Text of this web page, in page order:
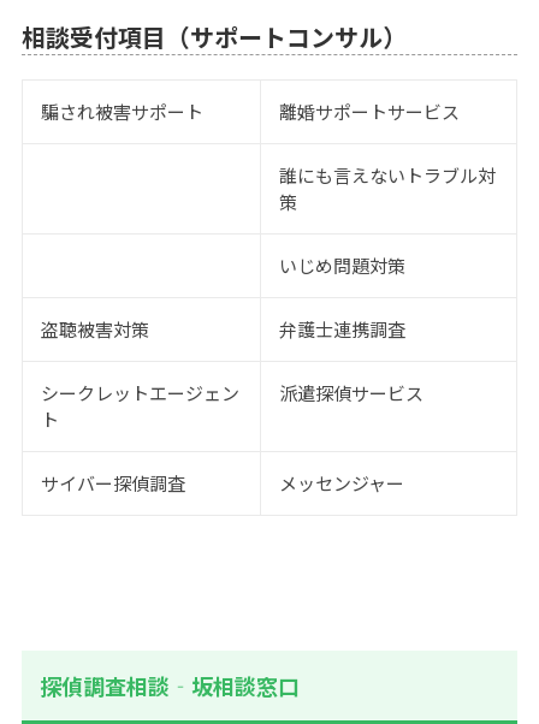
相談受付項目（サポートコンサル）
騙され被害サポート 離婚サポートサービス
誰にも言えないトラブル対
策
いじめ問題対策
盗聴被害対策 弁護士連携調査
シークレットエージェン
ト
派遣探偵サービス
サイバー探偵調査 メッセンジャー
探偵調査相談‐坂相談窓口